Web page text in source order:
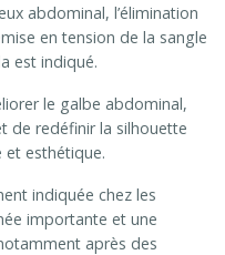
abdominal, l’élimination
en tension de la sangle
est indiqué.
le galbe abdominal,
de redéfinir la silhouette
esthétique.
indiquée chez les
importante et une
après des